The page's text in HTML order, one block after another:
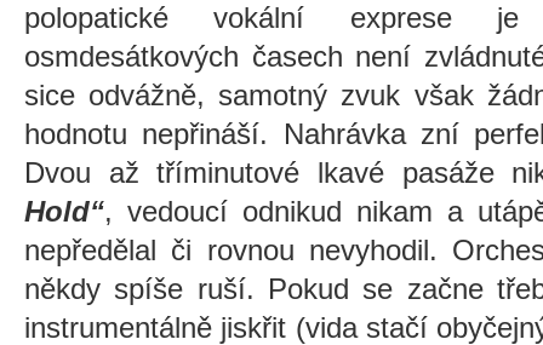
polopatické vokální exprese
osmdesátkových časech není
sice odvážně, samotný zvuk však
hodnotu nepřináší. Nahrávka zní
Dvou až tříminutové lkavé pasáže
Hold“, vedoucí odnikud nikam a
nepředělal či rovnou nevyhodil.
někdy spíše ruší. Pokud se začne
instrumentálně jiskřit (vida stačí